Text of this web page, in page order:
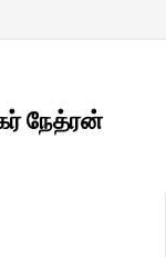
நேத்ரன்